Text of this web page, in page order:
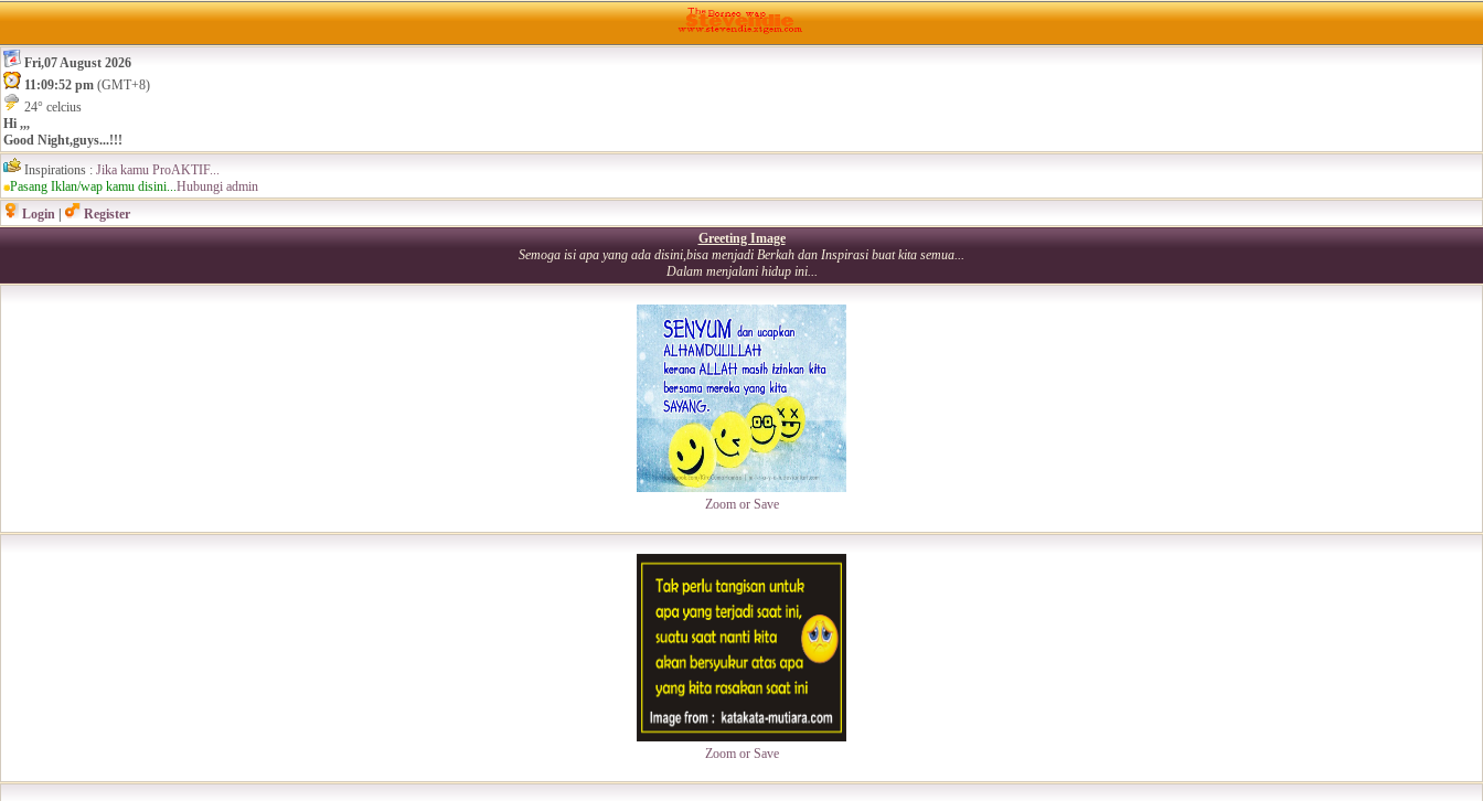
Fri,07 August 2026
11:09:52 pm (GMT+8)
24° celcius
Hi ,,,
Good Night,guys...!!!
Inspirations : Jika kamu ProAKTIF...
Pasang Iklan/wap kamu disini...Hubungi admin
Login
Register
Greeting Image
Semoga isi apa yang ada disini,bisa menjadi Berkah dan Inspirasi buat kita semua...
Dalam menjalani hidup ini...
Zoom or Save
Zoom or Save